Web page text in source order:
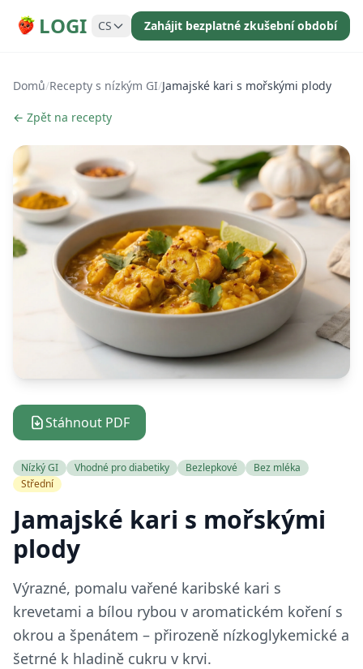
LOGI CS Zahájit bezplatné zkušební období
Domů/Recepty s nízkým GI/Jamajské kari s mořskými plody
← Zpět na recepty
Stáhnout PDF
Nízký GI Vhodné pro diabetiky Bezlepkové
Bez mléka
Střední
Jamajské kari s mořskými
plody
Výrazné, pomalu vařené karibské kari s
krevetami a bílou rybou v aromatickém koření s
okrou a špenátem – přirozeně nízkoglykemické a
šetrné k hladině cukru v krvi.